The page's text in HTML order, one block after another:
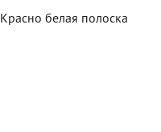
Красно белая полоска